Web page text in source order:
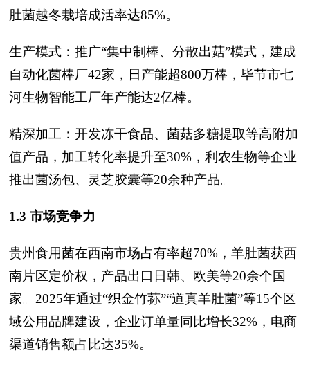
肚菌越冬栽培成活率达85%。
生产模式：推广“集中制棒、分散出菇”模式，建成
自动化菌棒厂42家，日产能超800万棒，毕节市七
河生物智能工厂年产能达2亿棒。
精深加工：开发冻干食品、菌菇多糖提取等高附加
值产品，加工转化率提升至30%，利农生物等企业
推出菌汤包、灵芝胶囊等20余种产品。
1.3 市场竞争力
贵州食用菌在西南市场占有率超70%，羊肚菌获西
南片区定价权，产品出口日韩、欧美等20余个国
家。2025年通过“织金竹荪”“道真羊肚菌”等15个区
域公用品牌建设，企业订单量同比增长32%，电商
渠道销售额占比达35%。